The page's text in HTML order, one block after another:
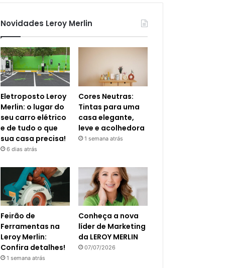
Novidades Leroy Merlin
Eletroposto Leroy
Merlin: o lugar do
seu carro elétrico
e de tudo o que
sua casa precisa!
6 dias atrás
Cores Neutras:
Tintas para uma
casa elegante,
leve e acolhedora
1 semana atrás
Feirão de
Ferramentas na
Leroy Merlin:
Confira detalhes!
1 semana atrás
Conheça a nova
líder de Marketing
da LEROY MERLIN
07/07/2026